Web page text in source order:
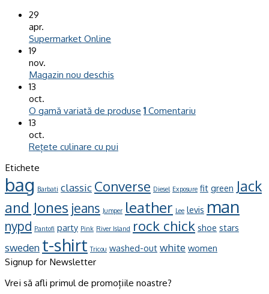
29
apr.
Supermarket Online
19
nov.
Magazin nou deschis
13
oct.
O gamă variată de produse 1 Comentariu
13
oct.
Rețete culinare cu pui
Etichete
bag Barbati classic Converse Diesel Exposure fit green Jack
and Jones jeans Jumper leather Lee levis man
nypd Pantofi party Pink River Island rock chick shoe stars
sweden t-shirt Tricou washed-out white women
Signup for Newsletter
Vrei să afli primul de promoțiile noastre?